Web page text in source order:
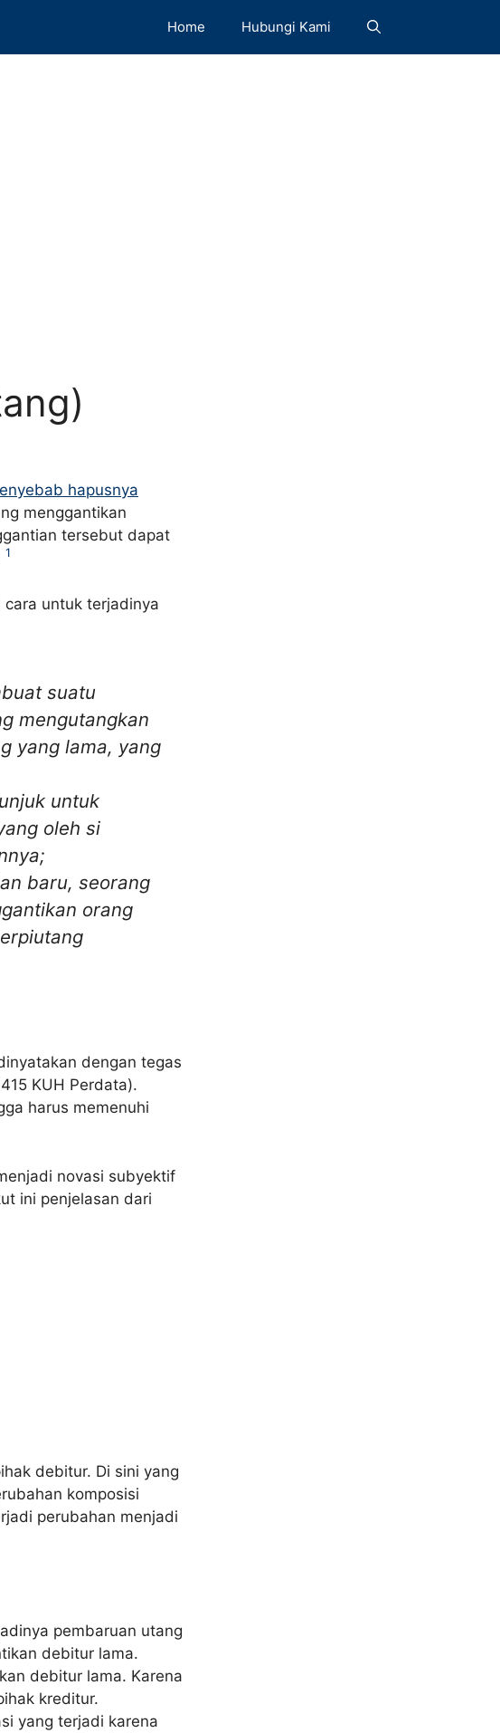
Home Hubungi Kami
hapusnya
menggantikan
tersebut dapat
1
untuk terjadinya
suatu
mengutangkan
yang lama, yang
untuk
oleh si
baru, seorang
orang
dengan tegas
KUH Perdata).
harus memenuhi
novasi subyektif
ini penjelasan dari
debitur. Di sini yang
komposisi
perubahan menjadi
pembaruan utang
debitur lama.
debitur lama. Karena
kreditur.
yang terjadi karena